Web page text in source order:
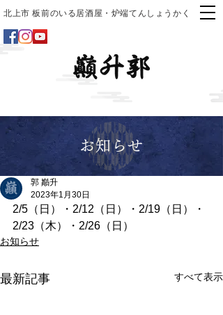
北上市 板前のいる居酒屋・炉端てんしょうかく
お知らせ
郭 巓升
2023年1月30日
2/5（日）・2/12（日）・2/19（日）・
2/23（木）・2/26（日）
お知らせ
最新記事 すべて表示